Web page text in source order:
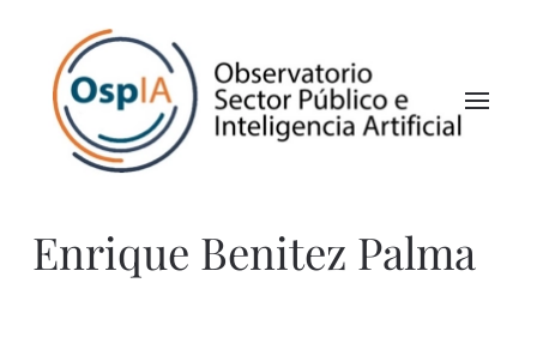
Enrique Benitez Palma